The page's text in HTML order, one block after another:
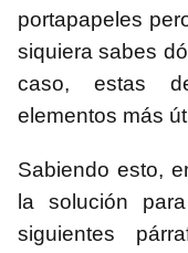
portapapeles
siquiera sabes
caso, estas
elementos más
Sabiendo esto,
la solución
siguientes